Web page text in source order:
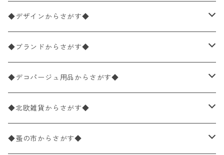
ペーパーナプキン1枚バラ売り
ペーパーナプキン20枚入りパック
ペーパーナプキン10枚入りパック
ライスペーパー
ペーパーリネンナプキン
33×33cm（ランチサイズ）
バラ売り
パック売り
25×25cm（カクテルサイズ）
バラ売り
パック売り
40×40cm（ディナーサイズ）
バラ売り
パック売り
21×21cm（ポケットサイズ）
バラ売り
33cm（ラウンド）
◆デザインからさがす◆
花柄
植物・グリーン柄
動物・鳥・昆虫・蝶柄
海・魚柄
◆ブランドからさがす◆
ドイツ製 IHR/イア
ランチサイズ
カクテルサイズ
ドイツ製 Ambiente/アンビエンテ
ランチサイズ
ドイツ製 Paperproducts Design
◆デコパージュ用品からさがす◆
デコパージュ液
デコパージュ下地
◆北欧雑貨からさがす◆
シリコンモールド
◆蚤の市からさがす◆